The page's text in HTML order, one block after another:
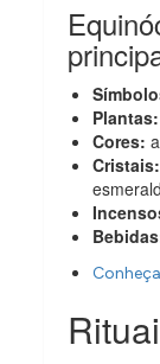
Plantas:
Cores:
Cristais: